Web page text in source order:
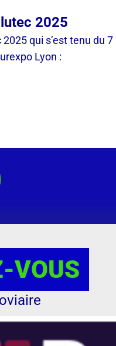
2025
qui s’est tenu du 7
Lyon :
VOUS